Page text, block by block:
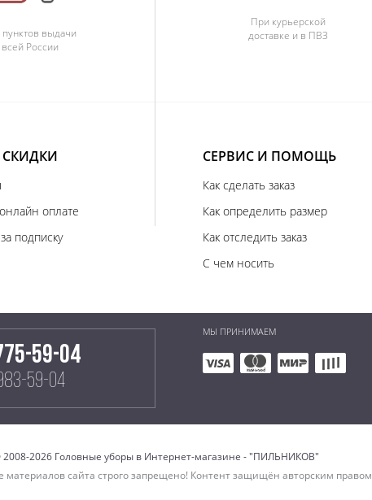
выдачи
России
При курьерской
доставке и в ПВЗ
оплате
подписку
СЕРВИС И ПОМОЩЬ
Как сделать заказ
Как определить размер
Как отследить заказ
С чем носить
59-04
59-04
МЫ ПРИНИМАЕМ
2026 Головные уборы в Интернет-магазине - "ПИЛЬНИКОВ"
материалов сайта строго запрещено! Контент защищён авторским правом